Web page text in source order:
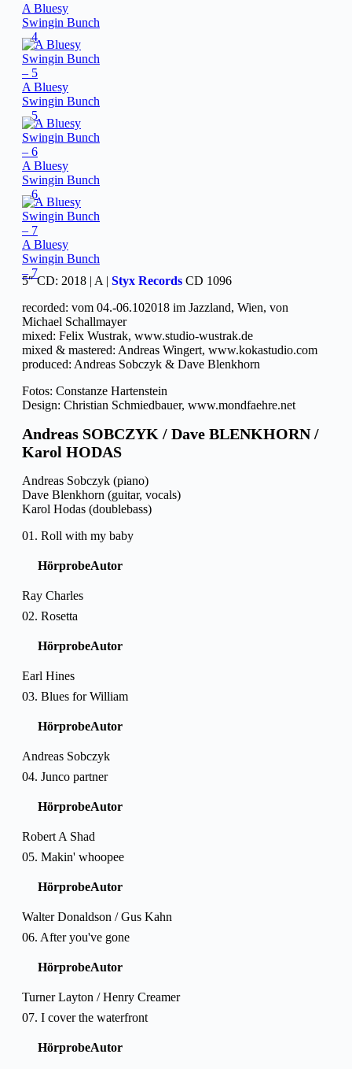
A Bluesy
Swingin Bunch
– 4
A Bluesy
Swingin Bunch
– 5
A Bluesy
Swingin Bunch
– 6
A Bluesy
Swingin Bunch
– 7
5″ CD: 2018 | A | Styx Records CD 1096
recorded: vom 04.-06.102018 im Jazzland, Wien, von
Michael Schallmayer
mixed: Felix Wustrak, www.studio-wustrak.de
mixed & mastered: Andreas Wingert, www.kokastudio.com
produced: Andreas Sobczyk & Dave Blenkhorn
Fotos: Constanze Hartenstein
Design: Christian Schmiedbauer, www.mondfaehre.net
Andreas SOBCZYK / Dave BLENKHORN /
Karol HODAS
Andreas Sobczyk (piano)
Dave Blenkhorn (guitar, vocals)
Karol Hodas (doublebass)
01. Roll with my baby
HörprobeAutor
Ray Charles
02. Rosetta
HörprobeAutor
Earl Hines
03. Blues for William
HörprobeAutor
Andreas Sobczyk
04. Junco partner
HörprobeAutor
Robert A Shad
05. Makin' whoopee
HörprobeAutor
Walter Donaldson / Gus Kahn
06. After you've gone
HörprobeAutor
Turner Layton / Henry Creamer
07. I cover the waterfront
HörprobeAutor